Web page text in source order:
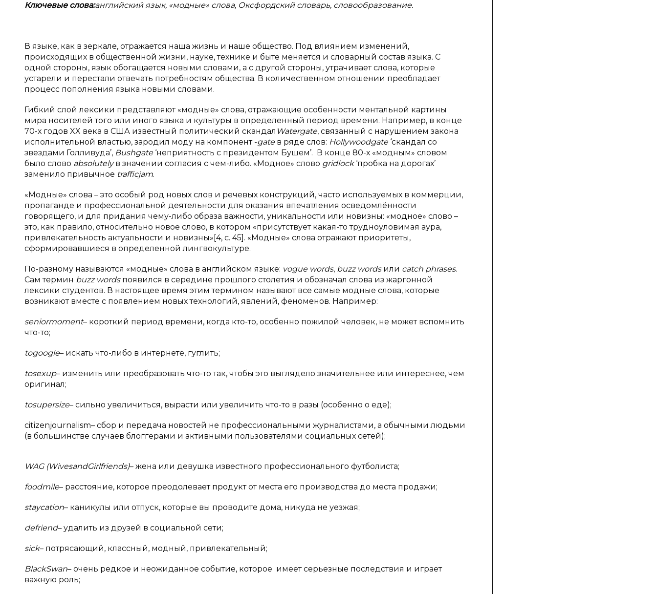
Ключевые слова:английский язык, «модные» слова, Оксфордский словарь, словообразование.
В языке, как в зеркале, отражается наша жизнь и наше общество. Под влиянием изменений,
происходящих в общественной жизни, науке, технике и быте меняется и словарный состав языка. С
одной стороны, язык обогащается новыми словами, а с другой стороны, утрачивает слова, которые
устарели и перестали отвечать потребностям общества. В количественном отношении преобладает
процесс пополнения языка новыми словами.
Гибкий слой лексики представляют «модные» слова, отражающие особенности ментальной картины
мира носителей того или иного языка и культуры в определенный период времени. Например, в конце
70-х годов XX века в США известный политический скандал Watergate, связанный с нарушением закона
исполнительной властью, зародил моду на компонент -gateв ряде слов: Hollywoodgate‘скандал со
звездами Голливуда’, Bushgate‘неприятность с президентом Бушем’. В конце 80-х «модным» словом
было слово absolutelyв значении согласия с чем-либо. «Модное» слово gridlock‘пробка на дорогах’
заменило привычное trafficjam.
«Модные» слова – это особый род новых слов и речевых конструкций, часто используемых в коммерции,
пропаганде и профессиональной деятельности для оказания впечатления осведомлённости
говорящего, и для придания чему-либо образа важности, уникальности или новизны: «модное» слово –
это, как правило, относительно новое слово, в котором «присутствует какая-то трудноуловимая аура,
привлекательность актуальности и новизны»[4, с. 45]. «Модные» слова отражают приоритеты,
сформировавшиеся в определенной лингвокультуре.
По-разному называются «модные» слова в английском языке: vogue words, buzz wordsили catch phrases.
Сам термин buzz wordsпоявился в середине прошлого столетия и обозначал слова из жаргонной
лексики студентов. В настоящее время этим термином называют все самые модные слова, которые
возникают вместе с появлением новых технологий, явлений, феноменов. Например:
seniormoment– короткий период времени, когда кто-то, особенно пожилой человек, не может вспомнить
что-то;
togoogle– искать что-либо в интернете, гуглить;
tosexup– изменить или преобразовать что-то так, чтобы это выглядело значительнее или интереснее, чем
оригинал;
tosupersize– сильно увеличиться, вырасти или увеличить что-то в разы (особенно о еде);
citizenjournalism– сбор и передача новостей не профессиональными журналистами, а обычными людьми
(в большинстве случаев блоггерами и активными пользователями социальных сетей);
WAG(WivesandGirlfriends)– жена или девушка известного профессионального футболиста;
foodmile– расстояние, которое преодолевает продукт от места его производства до места продажи;
staycation– каникулы или отпуск, которые вы проводите дома, никуда не уезжая;
defriend– удалить из друзей в социальной сети;
sick– потрясающий, классный, модный, привлекательный;
BlackSwan– очень редкое и неожиданное событие, которое имеет серьезные последствия и играет
важную роль;